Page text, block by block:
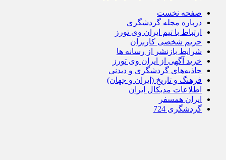
صفحه نخست
درباره مجله گردشگری
ارتباط با تیم ایران وی تورز
حریم شخصی کاربران
شرایط بازنشر از رسانه ها
خرید آگهی از ایران وی تورز
جاذبه‌های گردشگری و دیدنی
فرهنگ و تاریخ (ایران و جهان)
اطلاعات مدیکال ایران
ایران همسفر
گردشگری 724